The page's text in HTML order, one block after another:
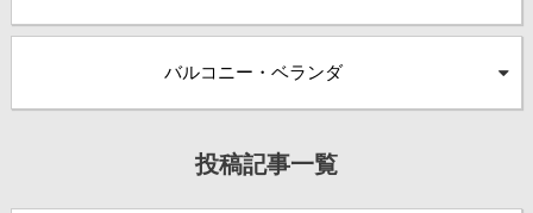
バルコニー・ベランダ
投稿記事一覧